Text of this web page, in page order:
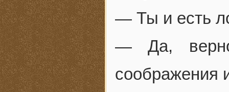
— Ты и есть
— Да,
соображения